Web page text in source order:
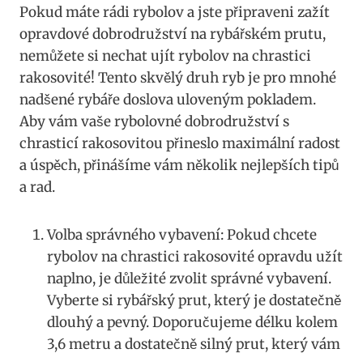
Pokud máte ⁢rádi⁤ rybolov a jste⁤ připraveni zažít
opravdové‌ dobrodružství na rybářském⁤ prutu,
nemůžete si ‌nechat ujít rybolov na chrastici
rakosovité! Tento skvělý druh ⁢ryb je ⁣pro mnohé
nadšené rybáře doslova uloveným pokladem.
Aby vám vaše rybolovné dobrodružství s
chrasticí⁢ rakosovitou ⁣přineslo maximální radost​
a úspěch, přinášíme vám několik ‍nejlepších tipů
a rad.
Volba správného vybavení: Pokud chcete
rybolov na⁣ chrastici rakosovité opravdu užít
naplno, je důležité zvolit správné vybavení.
Vyberte si rybářský prut, který je dostatečně
dlouhý a pevný. Doporučujeme délku‍ kolem
3,6 metru​ a dostatečně ‍silný prut,​ který vám